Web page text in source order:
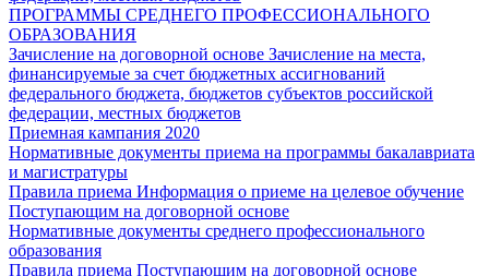
ПРОГРАММЫ СРЕДНЕГО ПРОФЕССИОНАЛЬНОГО
ОБРАЗОВАНИЯ
Зачисление на договорной основе Зачисление на места,
финансируемые за счет бюджетных ассигнований
федерального бюджета, бюджетов субъектов российской
федерации, местных бюджетов
Приемная кампания 2020
Нормативные документы приема на программы бакалавриата
и магистратуры
Правила приема Информация о приеме на целевое обучение
Поступающим на договорной основе
Нормативные документы среднего профессионального
образования
Правила приема Поступающим на договорной основе